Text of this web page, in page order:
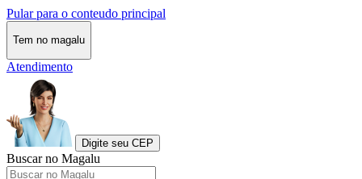
Pular para o conteudo principal
Tem no magalu
Atendimento
Digite seu CEP
Buscar no Magalu